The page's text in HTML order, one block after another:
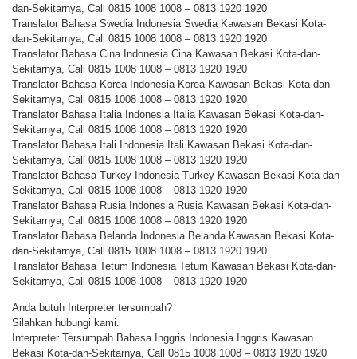
dan-Sekitarnya, Call 0815 1008 1008 – 0813 1920 1920
Translator Bahasa Swedia Indonesia Swedia Kawasan Bekasi Kota-
dan-Sekitarnya, Call 0815 1008 1008 – 0813 1920 1920
Translator Bahasa Cina Indonesia Cina Kawasan Bekasi Kota-dan-
Sekitarnya, Call 0815 1008 1008 – 0813 1920 1920
Translator Bahasa Korea Indonesia Korea Kawasan Bekasi Kota-dan-
Sekitarnya, Call 0815 1008 1008 – 0813 1920 1920
Translator Bahasa Italia Indonesia Italia Kawasan Bekasi Kota-dan-
Sekitarnya, Call 0815 1008 1008 – 0813 1920 1920
Translator Bahasa Itali Indonesia Itali Kawasan Bekasi Kota-dan-
Sekitarnya, Call 0815 1008 1008 – 0813 1920 1920
Translator Bahasa Turkey Indonesia Turkey Kawasan Bekasi Kota-dan-
Sekitarnya, Call 0815 1008 1008 – 0813 1920 1920
Translator Bahasa Rusia Indonesia Rusia Kawasan Bekasi Kota-dan-
Sekitarnya, Call 0815 1008 1008 – 0813 1920 1920
Translator Bahasa Belanda Indonesia Belanda Kawasan Bekasi Kota-
dan-Sekitarnya, Call 0815 1008 1008 – 0813 1920 1920
Translator Bahasa Tetum Indonesia Tetum Kawasan Bekasi Kota-dan-
Sekitarnya, Call 0815 1008 1008 – 0813 1920 1920
Anda butuh Interpreter tersumpah?
Silahkan hubungi kami.
Interpreter Tersumpah Bahasa Inggris Indonesia Inggris Kawasan
Bekasi Kota-dan-Sekitarnya, Call 0815 1008 1008 – 0813 1920 1920